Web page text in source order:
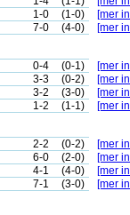
1-0 (1-0)
[mer
7-0 (4-0) [mer
0-4 (0-1)
[mer
3-3 (0-2)
[mer
3-2 (3-0)
[mer
1-2 (1-1) [mer
2-2 (0-2)
[mer
6-0 (2-0)
[mer
4-1 (4-0)
[mer
7-1 (3-0) [mer